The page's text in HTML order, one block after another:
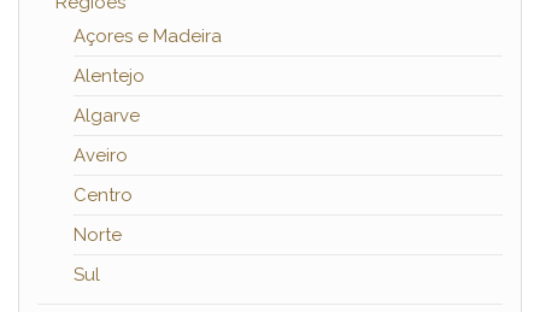
Açores e Madeira
Alentejo
Algarve
Aveiro
Centro
Norte
Sul